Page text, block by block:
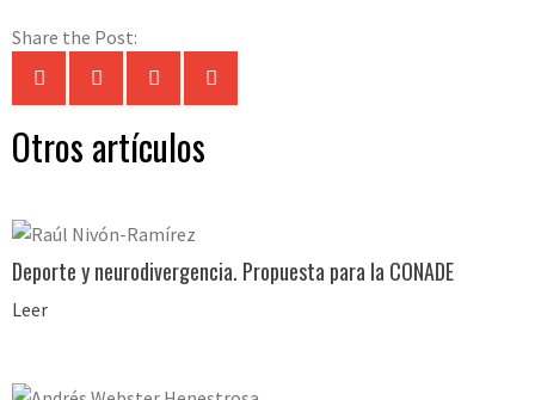
Share the Post:
Otros artículos
Deporte y neurodivergencia. Propuesta para la CONADE
Leer